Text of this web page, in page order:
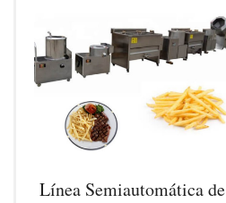
Línea Semiautomática de